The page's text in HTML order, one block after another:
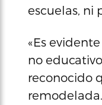
escuelas, ni
«Es
no
reconocido